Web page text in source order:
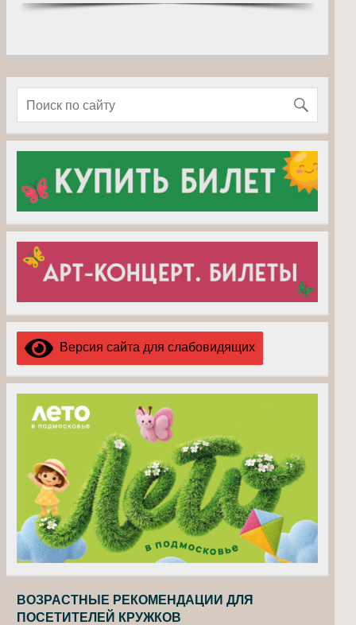
Версия сайта для слабовидящих
ВОЗРАСТНЫЕ РЕКОМЕНДАЦИИ ДЛЯ
ПОСЕТИТЕЛЕЙ КРУЖКОВ